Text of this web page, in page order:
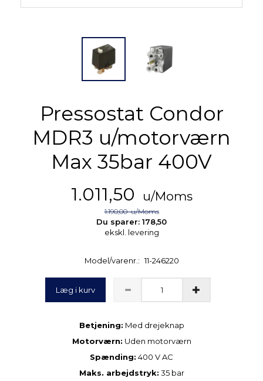
Pressostat Condor
MDR3 u/motorværn
Max 35bar 400V
1.011,50 u/Moms
1.190,00u/Moms
Du sparer: 178,50
ekskl. levering
Model/varenr.: 11-246220
Læg i kurv
Betjening: Med drejeknap
Motorværn: Uden motorværn
Spænding: 400 V AC
Maks. arbejdstryk: 35 bar